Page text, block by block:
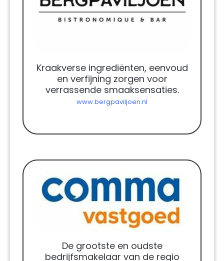
Kraakverse ingrediënten, eenvoud
en verfijning zorgen voor
verrassende smaaksensaties.
www.bergpaviljoen.nl
De grootste en oudste
bedrijfsmakelaar van de regio